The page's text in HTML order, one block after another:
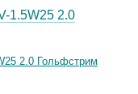
1.5W25 2.0